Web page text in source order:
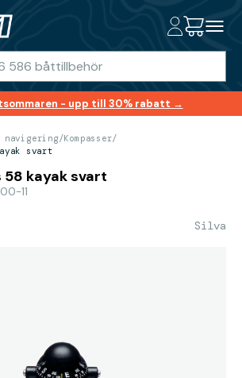
- upp till 30% rabatt →
navigering/Kompasser/
svart
58 kayak svart
11
Silva